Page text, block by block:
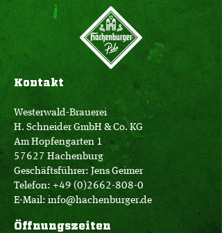
Kontakt
Westerwald-Brauerei
H. Schneider GmbH & Co. KG
Am Hopfengarten 1
57627 Hachenburg
Geschäftsführer: Jens Geimer
Telefon: +49 (0)2662-808-0
E-Mail: info@hachenburger.de
Öffnungszeiten